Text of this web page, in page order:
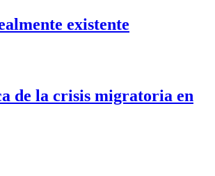
existente
de la crisis migratoria en